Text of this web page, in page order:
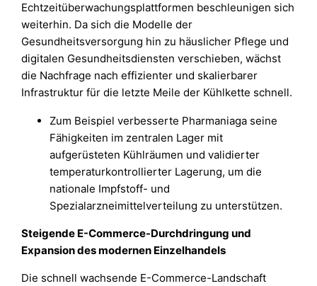
Echtzeitüberwachungsplattformen beschleunigen sich
weiterhin. Da sich die Modelle der
Gesundheitsversorgung hin zu häuslicher Pflege und
digitalen Gesundheitsdiensten verschieben, wächst
die Nachfrage nach effizienter und skalierbarer
Infrastruktur für die letzte Meile der Kühlkette schnell.
Zum Beispiel verbesserte Pharmaniaga seine
Fähigkeiten im zentralen Lager mit
aufgerüsteten Kühlräumen und validierter
temperaturkontrollierter Lagerung, um die
nationale Impfstoff- und
Spezialarzneimittelverteilung zu unterstützen.
Steigende E-Commerce-Durchdringung und
Expansion des modernen Einzelhandels
Die schnell wachsende E-Commerce-Landschaft